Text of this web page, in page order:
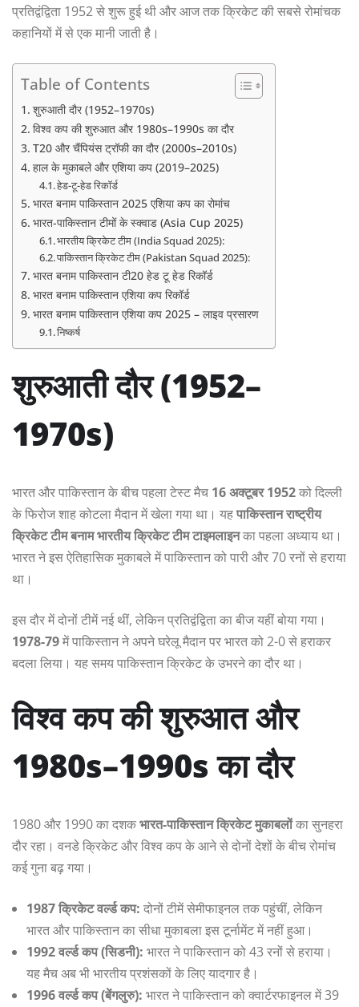
प्रतिद्वंद्विता 1952 से शुरू हुई थी और आज तक क्रिकेट की सबसे रोमांचक
कहानियों में से एक मानी जाती है।
Table of Contents
शुरुआती दौर (1952–1970s)
विश्व कप की शुरुआत और 1980s–1990s का दौर
T20 और चैंपियंस ट्रॉफी का दौर (2000s–2010s)
हाल के मुकाबले और एशिया कप (2019–2025)
हेड-टू-हेड रिकॉर्ड
भारत बनाम पाकिस्तान 2025 एशिया कप का रोमांच
भारत-पाकिस्तान टीमों के स्क्वाड (Asia Cup 2025)
भारतीय क्रिकेट टीम (India Squad 2025):
पाकिस्तान क्रिकेट टीम (Pakistan Squad 2025):
भारत बनाम पाकिस्तान टी20 हेड टू हेड रिकॉर्ड
भारत बनाम पाकिस्तान एशिया कप रिकॉर्ड
भारत बनाम पाकिस्तान एशिया कप 2025 – लाइव प्रसारण
निष्कर्ष
शुरुआती दौर (1952–
1970s)
भारत और पाकिस्तान के बीच पहला टेस्ट मैच 16 अक्टूबर 1952को दिल्ली
के फिरोज शाह कोटला मैदान में खेला गया था। यहपाकिस्तान राष्ट्रीय
क्रिकेट टीम बनाम भारतीय क्रिकेट टीम टाइमलाइनका पहला अध्याय था।
भारत ने इस ऐतिहासिक मुकाबले में पाकिस्तान को पारी और 70 रनों से हराया
था।
इस दौर में दोनों टीमें नई थीं, लेकिन प्रतिद्वंद्विता का बीज यहीं बोया गया।
1978-79में पाकिस्तान ने अपने घरेलू मैदान पर भारत को 2-0 से हराकर
बदला लिया। यह समय पाकिस्तान क्रिकेट के उभरने का दौर था।
विश्व कप की शुरुआत और
1980s–1990s का दौर
1980 और 1990 का दशकभारत-पाकिस्तान क्रिकेट मुकाबलोंका सुनहरा
दौर रहा। वनडे क्रिकेट और विश्व कप के आने से दोनों देशों के बीच रोमांच
कई गुना बढ़ गया।
1987 क्रिकेट वर्ल्ड कप: दोनों टीमें सेमीफाइनल तक पहुंचीं, लेकिन
भारत और पाकिस्तान का सीधा मुकाबला इस टूर्नामेंट में नहीं हुआ।
1992 वर्ल्ड कप (सिडनी): भारत ने पाकिस्तान को 43 रनों से हराया।
यह मैच अब भी भारतीय प्रशंसकों के लिए यादगार है।
1996 वर्ल्ड कप (बेंगलुरु): भारत ने पाकिस्तान को क्वार्टरफाइनल में 39